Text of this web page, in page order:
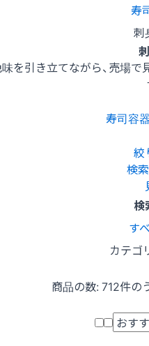
寿
刺
引き立てながら、売場で
寿司容器
絞
検索
検
す
カテゴ
商品の数: 712件の